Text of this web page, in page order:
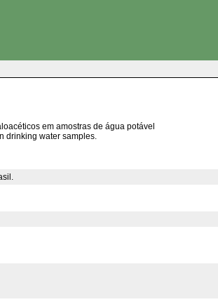
em amostras de água potável
drinking water samples.